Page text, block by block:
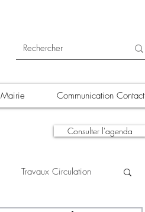
Mairie Communication Contact
Consulter l'agenda
Travaux Circulation